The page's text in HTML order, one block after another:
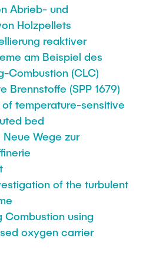
Abrieb- und
Holzpellets
reaktiver
am Beispiel des
Combustion (CLC)
Brennstoffe (SPP 1679)
temperature-sensitive
bed
Neue Wege zur
of the turbulent
using
oxygen carrier